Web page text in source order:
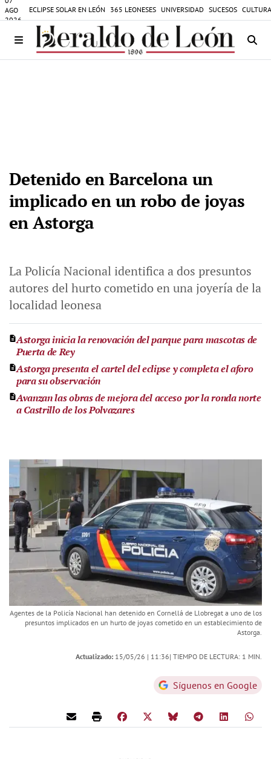
AGO
2026
ECLIPSE SOLAR EN LEÓN 365 LEONESES UNIVERSIDAD SUCESOS
Detenido en Barcelona un
implicado en un robo de joyas
en Astorga
La Policía Nacional identifica a dos presuntos
autores del hurto cometido en una joyería de la
localidad leonesa
Astorga inicia la renovación del parque para mascotas de
Puerta de Rey
Astorga presenta el cartel del eclipse y completa el aforo
para su observación
Avanzan las obras de mejora del acceso por la ronda norte
a Castrillo de los Polvazares
Agentes de la Policía Nacional han detenido en Cornellá de Llobregat a uno de los
presuntos implicados en un hurto de joyas cometido en un establecimiento de
Astorga.
Actualizado: 15/05/26 | 11:36| TIEMPO DE LECTURA: 1 MIN.
Síguenos en Google